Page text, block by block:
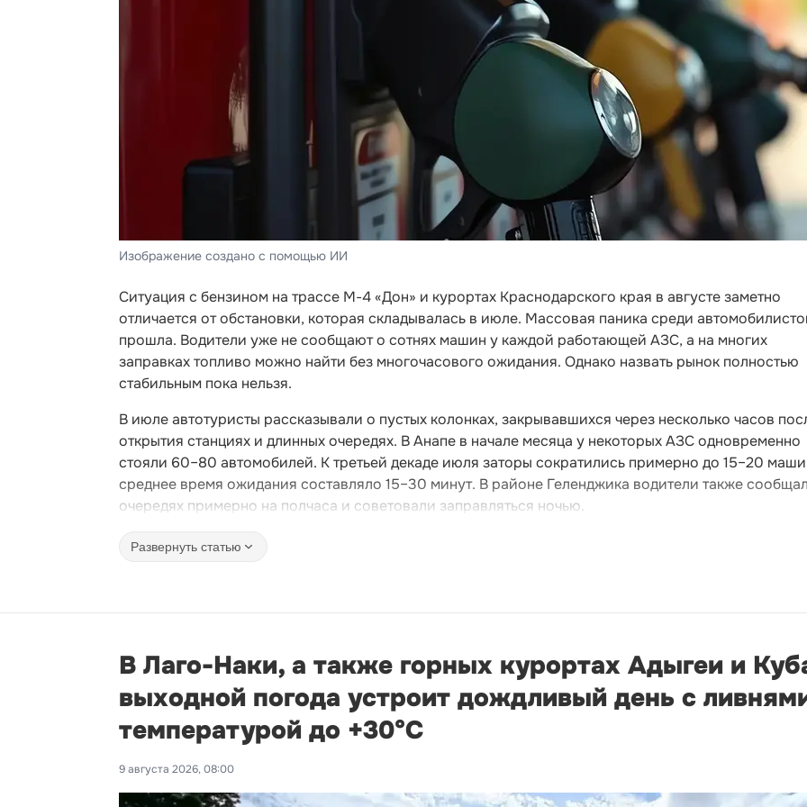
Изображение создано с помощью ИИ
Ситуация с бензином на трассе М-4 «Дон» и курортах Краснодарского края в августе заметно
отличается от обстановки, которая складывалась в июле. Массовая паника среди
прошла. Водители уже не сообщают о сотнях машин у каждой работающей АЗС, а на многих
заправках топливо можно найти без многочасового ожидания. Однако назвать рынок полностью
стабильным пока нельзя.
В июле автотуристы рассказывали о пустых колонках, закрывавшихся через несколько часов
открытия станциях и длинных очередях. В Анапе в начале месяца у некоторых АЗС одновременно
стояли 60–80 автомобилей. К третьей декаде июля заторы сократились примерно до 15–20
среднее время ожидания составляло 15–30 минут. В районе Геленджика водители также
очередях примерно на полчаса и советовали заправляться ночью.
Развернуть статью
В Лаго-Наки, а также горных курортах Адыгеи и
выходной погода устроит дождливый день с
температурой до +30°С
9 августа 2026, 08:00